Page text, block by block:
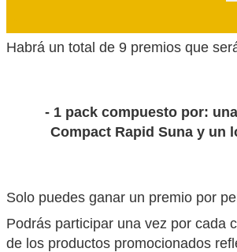
Habrá un total de 9 premios que
- 1 pack compuesto por:
Compact Rapid Suna y un
Solo puedes ganar un premio por
Podrás participar una vez por cada
de los productos promocionados